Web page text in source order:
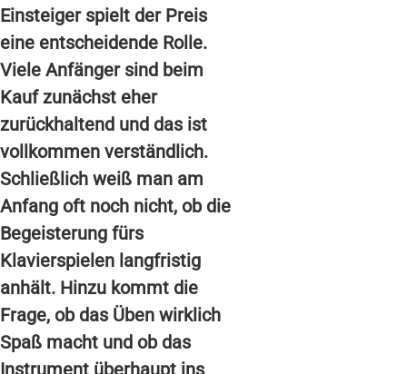
Einsteiger spielt der Preis
eine entscheidende Rolle.
Viele Anfänger sind beim
Kauf zunächst eher
zurückhaltend und das ist
vollkommen verständlich.
Schließlich weiß man am
Anfang oft noch nicht, ob die
Begeisterung fürs
Klavierspielen langfristig
anhält. Hinzu kommt die
Frage, ob das Üben wirklich
Spaß macht und ob das
Instrument überhaupt ins